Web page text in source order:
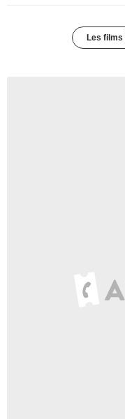
Les films